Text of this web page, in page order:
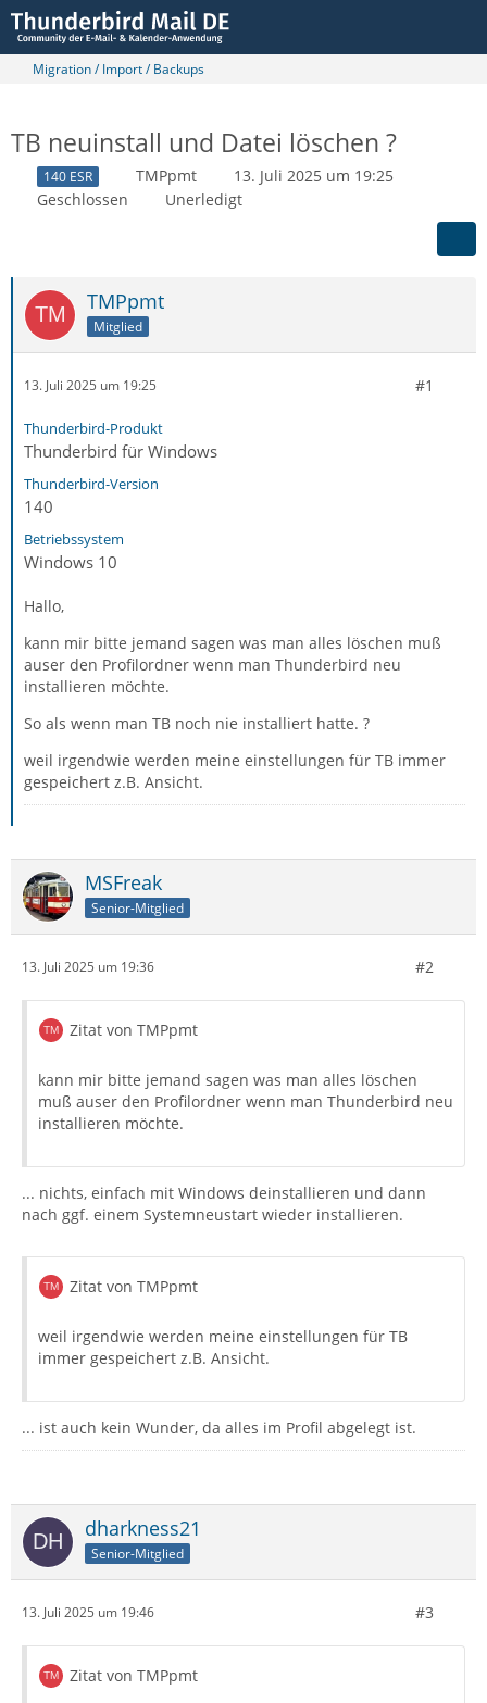
Migration / Import / Backups
TB neuinstall und Datei löschen ?
140 ESR TMPpmt
13. Juli 2025 um 19:25
Geschlossen
Unerledigt
TMPpmt
Mitglied
13. Juli 2025 um 19:25 #1
Thunderbird-Produkt
Thunderbird für Windows
Thunderbird-Version
140
Betriebssystem
Windows 10
Hallo,
kann mir bitte jemand sagen was man alles löschen muß
auser den Profilordner wenn man Thunderbird neu
installieren möchte.
So als wenn man TB noch nie installiert hatte. ?
weil irgendwie werden meine einstellungen für TB immer
gespeichert z.B. Ansicht.
MSFreak
Senior-Mitglied
13. Juli 2025 um 19:36 #2
Zitat von TMPpmt
kann mir bitte jemand sagen was man alles löschen
muß auser den Profilordner wenn man Thunderbird neu
installieren möchte.
... nichts, einfach mit Windows deinstallieren und dann
nach ggf. einem Systemneustart wieder installieren.
Zitat von TMPpmt
weil irgendwie werden meine einstellungen für TB
immer gespeichert z.B. Ansicht.
... ist auch kein Wunder, da alles im Profil abgelegt ist.
dharkness21
Senior-Mitglied
13. Juli 2025 um 19:46 #3
Zitat von TMPpmt